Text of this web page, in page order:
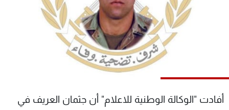
أفادت "الوكالة الوطنية للاعلام" أن جثمان العريف في
جدول البرامج
عن MTV
وظائف